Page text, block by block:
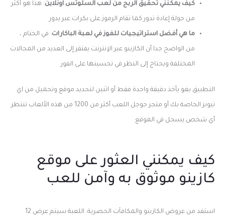
كيف يمكنني تحقيق الربح من لعب السلوتس اونلاين: هذا هو أكثر
من جولة إعادة تدور كما تقام الرموز على بكرات عبر يدور
ما هي أفضل استراتيجيات للفوز في لعبة الباكارات: في الختام ،
من الواضح جدا أن الكازينو عبر الإنترنت يفتقر إلى العديد من المجالات
المختلفة ويحتاج إلى النظر في تحسينها على الفور
التطبيق بغو يأخذ دقيقة واحدة فقط أو اثنين لتحديد موقع وتحميل من اي
تيونز الخاصة بك أو متجر جوجل اللعب أكثر من 1200 من هذه الألعاب تنتظر
أي شخص يسجل في الموقع
كيف يمكنني العثور على موقع
كازينو موثوق به وآمن للعب
استفد من عروض الكازينو والمكافآت الحصرية. اللعبة سيتم عرض 12